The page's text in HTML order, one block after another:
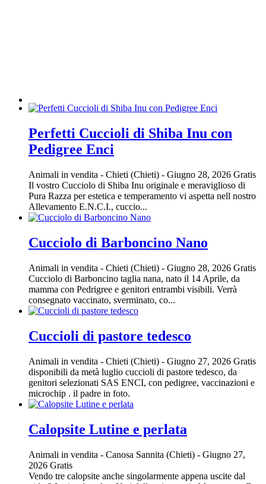
Perfetti Cuccioli di Shiba Inu con
Pedigree Enci
Animali in vendita - Chieti (Chieti) - Giugno 28, 2026 Gratis
Il vostro Cucciolo di Shiba Inu originale e meraviglioso di
Pura Razza per estetica e temperamento vi aspetta nell nostro
Allevamento E.N.C.I., cuccio...
Cucciolo di Barboncino Nano
Animali in vendita - Chieti (Chieti) - Giugno 28, 2026 Gratis
Cucciolo di Barboncino taglia nana, nato il 14 Aprile, da
mamma con Pedrigree e genitori entrambi visibili. Verrà
consegnato vaccinato, sverminato, co...
Cuccioli di pastore tedesco
Animali in vendita - Chieti (Chieti) - Giugno 27, 2026 Gratis
disponibili da metà luglio cuccioli di pastore tedesco, da
genitori selezionati SAS ENCI, con pedigree, vaccinazioni e
microchip . il padre in foto.
Calopsite Lutine e perlata
Animali in vendita - Canosa Sannita (Chieti) - Giugno 27,
2026 Gratis
Vendo tre calopsite anche singolarmente appena uscite dal